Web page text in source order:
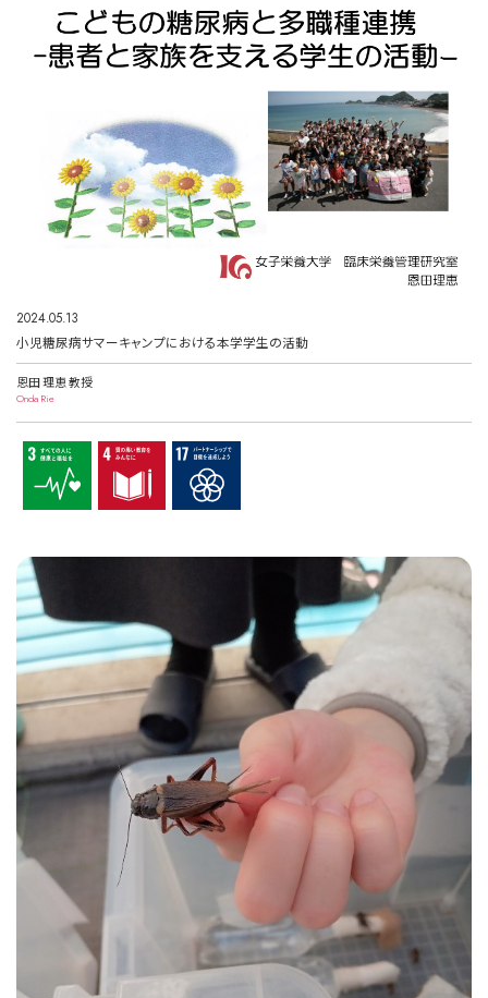
2024.05.13
小児糖尿病サマーキャンプにおける本学学生の活動
恩田 理恵 教授
Onda Rie